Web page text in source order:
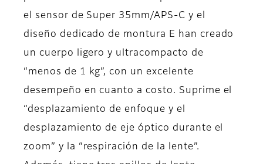
el sensor de Super 35mm/APS-C y el
diseño dedicado de montura E han creado
un cuerpo ligero y ultracompacto de
“menos de 1 kg”, con un excelente
desempeño en cuanto a costo. Suprime el
“desplazamiento de enfoque y el
desplazamiento de eje óptico durante el
zoom” y la “respiración de la lente”.